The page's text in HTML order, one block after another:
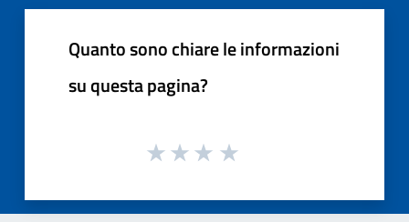
Quanto sono chiare le informazioni
su questa pagina?